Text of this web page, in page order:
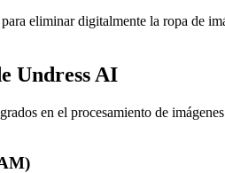
eliminar digitalmente la ropa de
Undress AI
en el procesamiento de